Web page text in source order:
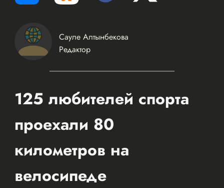
Сауле Алтынбекова
Редактор
125 любителей спорта
проехали 80
километров на
велосипеде